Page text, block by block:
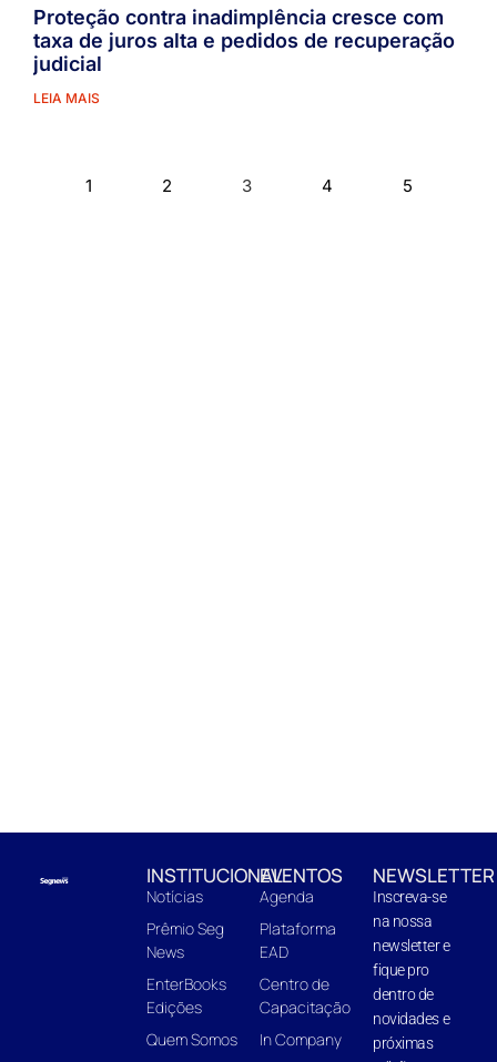
Proteção contra inadimplência cresce com
taxa de juros alta e pedidos de recuperação
judicial
LEIA MAIS
1 2 3 4 5
INSTITUCIONAL
Notícias
Prêmio Seg
News
EnterBooks
Edições
Quem Somos
EVENTOS
Agenda
Plataforma
EAD
Centro de
Capacitação
In Company
NEWSLETTER
Inscreva-se
na nossa
newsletter e
fique pro
dentro de
novidades e
próximas